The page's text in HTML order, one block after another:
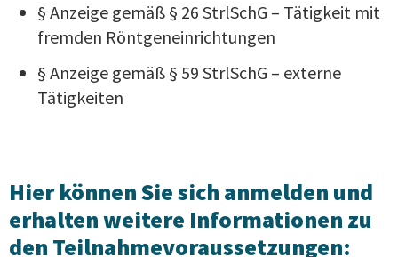
§ Anzeige gemäß § 26 StrlSchG – Tätigkeit mit
fremden Röntgeneinrichtungen
§ Anzeige gemäß § 59 StrlSchG – externe
Tätigkeiten
Hier können Sie sich anmelden und
erhalten weitere Informationen zu
den Teilnahmevoraussetzungen: